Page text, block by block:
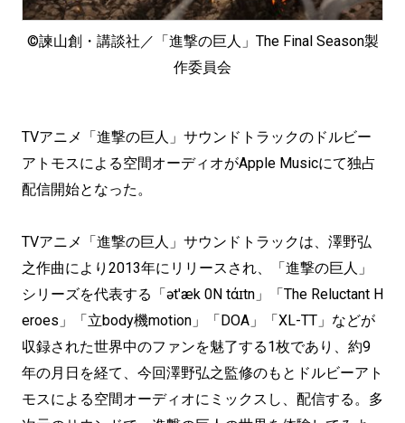
©諫山創・講談社／「進撃の巨人」The Final Season製
作委員会
TVアニメ「進撃の巨人」サウンドトラックのドルビー
アトモスによる空間オーディオがApple Musicにて独占
配信開始となった。
TVアニメ「進撃の巨人」サウンドトラックは、澤野弘
之作曲により2013年にリリースされ、「進撃の巨人」
シリーズを代表する「ətˈæk 0N tάɪtn」「The Reluctant H
eroes」「立body機motion」「DOA」「XL-TT」などが
収録された世界中のファンを魅了する1枚であり、約9
年の月日を経て、今回澤野弘之監修のもとドルビーアト
モスによる空間オーディオにミックスし、配信する。多